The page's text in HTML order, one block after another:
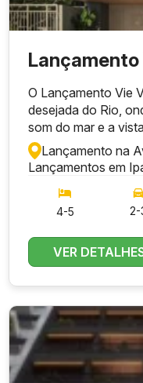
O Lançamento Vie
desejada do Rio,
som do mar e a
Lançamento na
Lançamentos em
4-5 2-
VER